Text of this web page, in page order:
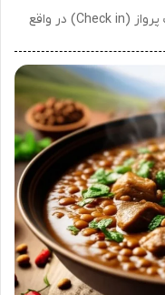
دریافت کارت پرواز (Check in) دریافت کارت پرواز (Check in) در واقع